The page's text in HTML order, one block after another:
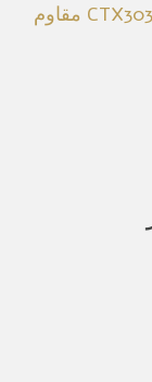
كاشف للمعادن CTX3030 minelab مقاوم